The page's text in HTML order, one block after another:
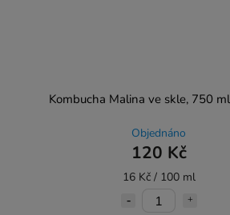
Kombucha Malina ve skle, 750
Objednáno
120 Kč
16 Kč / 100 ml